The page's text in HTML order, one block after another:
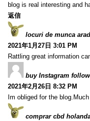
blog is real interesting and
返信
locuri de munca arad
2021年1月27日 3:01 PM
Rattling great information
buy Instagram
2021年2月26日 8:32 PM
Im obliged for the
comprar cbd